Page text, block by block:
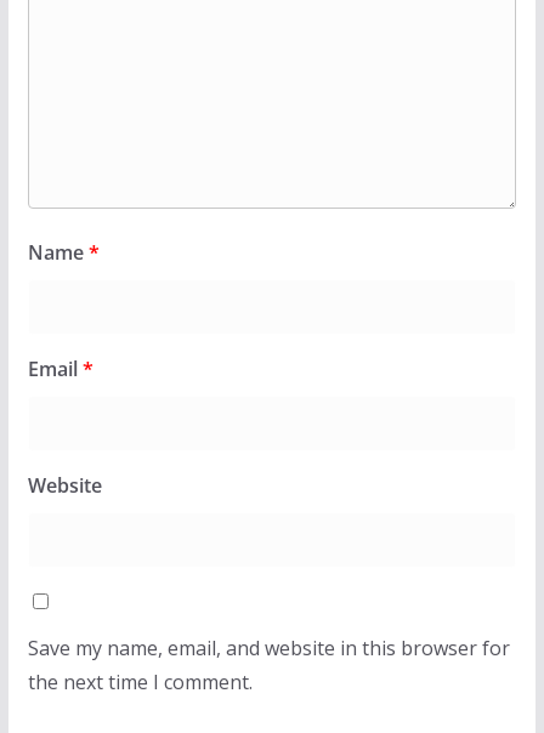
Name*
Email*
Website
Save my name, email, and website in this browser for
the next time I comment.